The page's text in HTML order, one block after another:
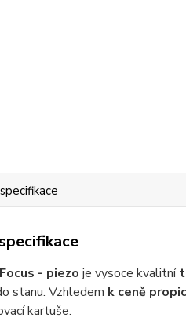
- piezo je vysoce kvalitní
stanu. Vzhledem k ceně
kartuše.